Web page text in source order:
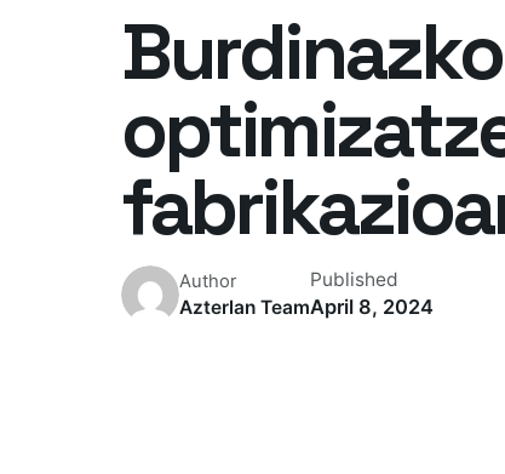
Author
Azterlan Team
Published
April 8, 2024